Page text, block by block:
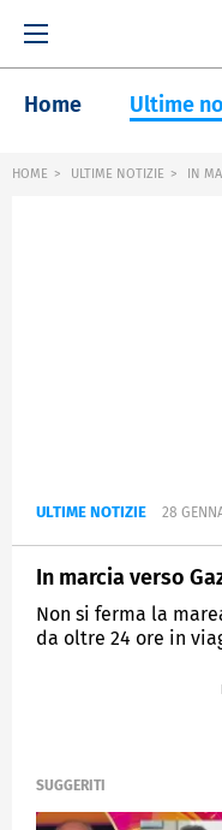
Home Ultime
HOME ULTIME NOTIZIE IN
ULTIME NOTIZIE 28
In marcia verso
Non si ferma la
da oltre 24 ore in
SUGGERITI